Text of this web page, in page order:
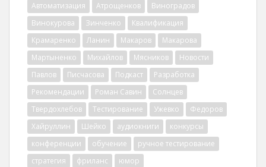
Автоматизация
Атрощенков
Виноградов
Винокурова
Зинченко
Квалификация
Крамаренко
Ланин Макаров
Макарова
Мартыненко
Михайлов Мясников
Новости
Павлов
Писчасова Подкаст
Разработка
Рекомендации
Роман Савин
Солнцев
Твердохлебов
Тестирование Ужевко
Федоров
Хайруллин
Шейко аудиокниги
конкурсы
конференции
обучение
ручное тестирование
стратегия
фриланс юмор